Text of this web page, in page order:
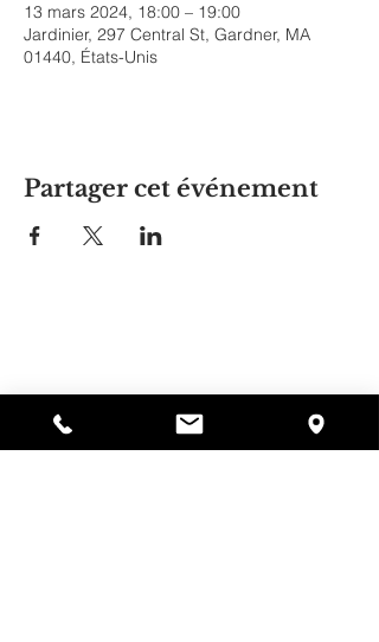
13 mars 2024, 18:00 – 19:00
Jardinier, 297 Central St, Gardner, MA
01440, États-Unis
Partager cet événement
01440
978-364-0920